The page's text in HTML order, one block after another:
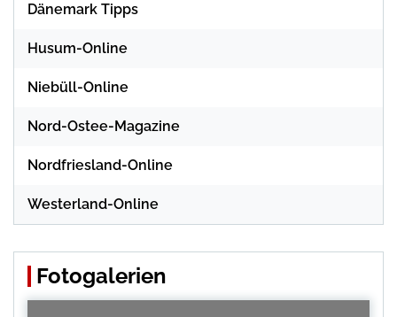
Dänemark Tipps
Husum-Online
Niebüll-Online
Nord-Ostee-Magazine
Nordfriesland-Online
Westerland-Online
Fotogalerien